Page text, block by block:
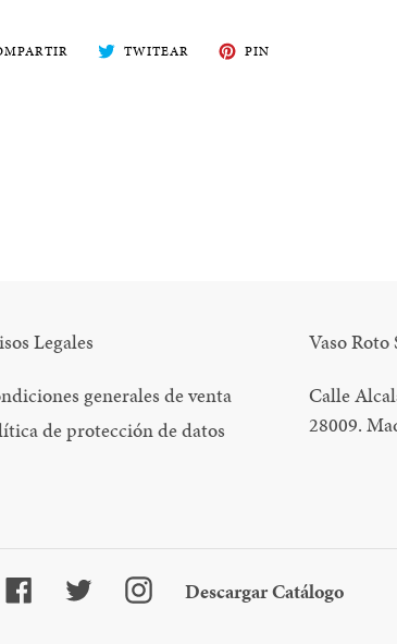
COMPARTETWITEAR TWITEA
EN
PINPIN
Legales
generales de venta
de protección de datos
Vaso Roto
Calle
28009.
Facebook TwitterInstagram
Descargar Catálogo